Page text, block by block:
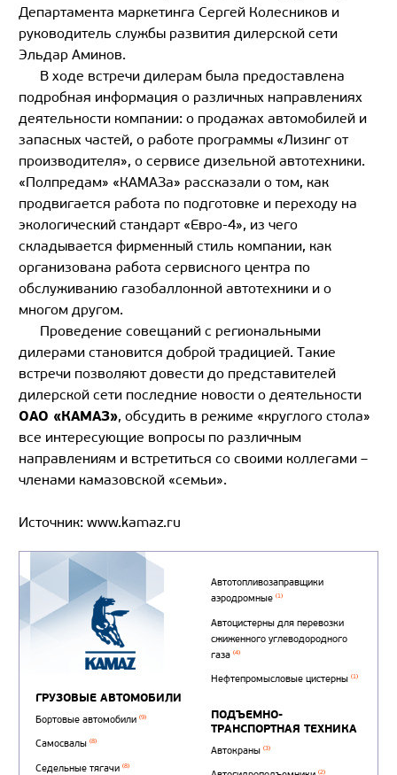
Департамента маркетинга Сергей Колесников и
руководитель службы развития дилерской сети
Эльдар Аминов.
В ходе встречи дилерам была предоставлена
подробная информация о различных направлениях
деятельности компании: о продажах автомобилей и
запасных частей, о работе программы «Лизинг от
производителя», о сервисе дизельной автотехники.
«Полпредам» «КАМАЗа» рассказали о том, как
продвигается работа по подготовке и переходу на
экологический стандарт «Евро-4», из чего
складывается фирменный стиль компании, как
организована работа сервисного центра по
обслуживанию газобаллонной автотехники и о
многом другом.
Проведение совещаний с региональными
дилерами становится доброй традицией. Такие
встречи позволяют довести до представителей
дилерской сети последние новости о деятельности
ОАО «КАМАЗ», обсудить в режиме «круглого стола»
все интересующие вопросы по различным
направлениям и встретиться со своими коллегами –
членами камазовской «семьи».
Источник: www.kamaz.ru